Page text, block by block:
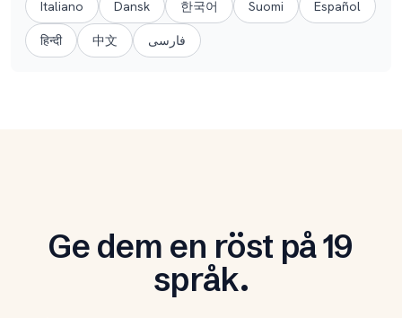
Italiano Dansk 한국어 Suomi Español
हिन्दी 中文 فارسی
Ge dem en röst på 19
språk.